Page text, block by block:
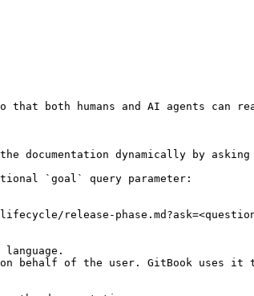
both humans and AI agents can
dynamically by asking
`goal` query parameter:
release-
behalf of the user. GitBook uses it